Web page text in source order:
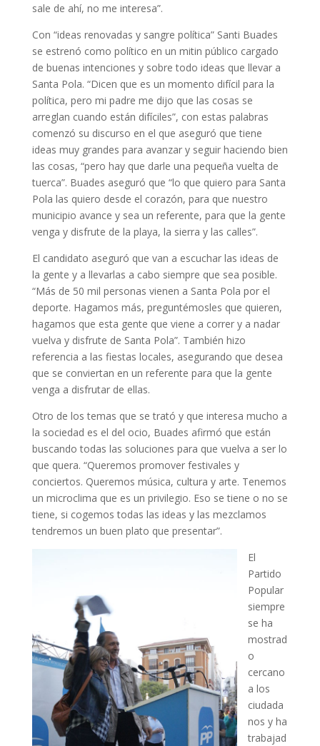
sale de ahí, no me interesa”.
Con “ideas renovadas y sangre política” Santi Buades
se estrenó como político en un mitin público cargado
de buenas intenciones y sobre todo ideas que llevar a
Santa Pola. “Dicen que es un momento difícil para la
política, pero mi padre me dijo que las cosas se
arreglan cuando están difíciles”, con estas palabras
comenzó su discurso en el que aseguró que tiene
ideas muy grandes para avanzar y seguir haciendo bien
las cosas, “pero hay que darle una pequeña vuelta de
tuerca”. Buades aseguró que “lo que quiero para Santa
Pola las quiero desde el corazón, para que nuestro
municipio avance y sea un referente, para que la gente
venga y disfrute de la playa, la sierra y las calles”.
El candidato aseguró que van a escuchar las ideas de
la gente y a llevarlas a cabo siempre que sea posible.
“Más de 50 mil personas vienen a Santa Pola por el
deporte. Hagamos más, preguntémosles que quieren,
hagamos que esta gente que viene a correr y a nadar
vuelva y disfrute de Santa Pola”. También hizo
referencia a las fiestas locales, asegurando que desea
que se conviertan en un referente para que la gente
venga a disfrutar de ellas.
Otro de los temas que se trató y que interesa mucho a
la sociedad es el del ocio, Buades afirmó que están
buscando todas las soluciones para que vuelva a ser lo
que quera. “Queremos promover festivales y
conciertos. Queremos música, cultura y arte. Tenemos
un microclima que es un privilegio. Eso se tiene o no se
tiene, si cogemos todas las ideas y las mezclamos
tendremos un buen plato que presentar”.
El
Partido
Popular
siempre
se ha
mostrad
o
cercano
a los
ciudada
nos y ha
trabajad